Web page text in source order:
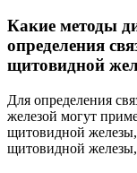
Какие методы
определения
щитовидной
Для определения
железой могут
щитовидной железы,
щитовидной